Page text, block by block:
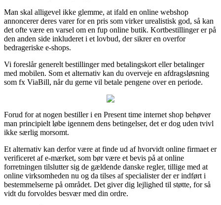
Man skal alligevel ikke glemme, at ifald en online webshop
annoncerer deres varer for en pris som virker urealistisk god, så kan
det ofte være en varsel om en fup online butik. Kortbestillinger er på
den anden side inkluderet i et lovbud, der sikrer en overfor
bedrageriske e-shops.
Vi foreslår generelt bestillinger med betalingskort eller betalinger
med mobilen. Som et alternativ kan du overveje en afdragsløsning
som fx ViaBill, når du gerne vil betale pengene over en periode.
Forud for at nogen bestiller i en Present time internet shop behøver
man principielt løbe igennem dens betingelser, det er dog uden tvivl
ikke særlig morsomt.
Et alternativ kan derfor være at finde ud af hvorvidt online firmaet er
verificeret af e-mærket, som bør være et bevis på at online
forretningen tilslutter sig de gældende danske regler, tillige med at
online virksomheden nu og da tilses af specialister der er indført i
bestemmelserne på området. Det giver dig lejlighed til støtte, for så
vidt du forvoldes besvær med din ordre.